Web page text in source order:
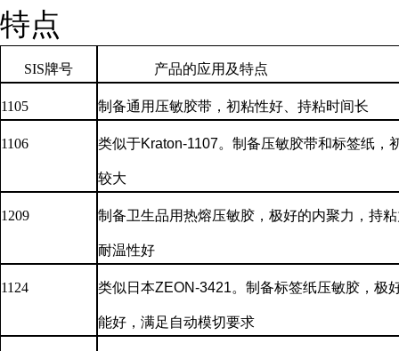
特点
SIS牌号 产品的应用及特点
1105 制备通用压敏胶带，初粘性好、持粘时间长
1106 类似于Kraton-1107。制备压敏胶带和标签纸，
较大
1209 制备卫生品用热熔压敏胶，极好的内聚力，持
耐温性好
1124 类似日本ZEON-3421。制备标签纸压敏胶，极
能好，满足自动模切要求